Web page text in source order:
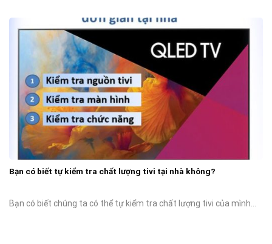
Bạn có biết tự kiểm tra chất lượng tivi tại nhà không?
Bạn có biết chúng ta có thể tự kiểm tra chất lượng tivi của mình...